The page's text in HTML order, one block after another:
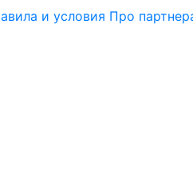
и условия Про